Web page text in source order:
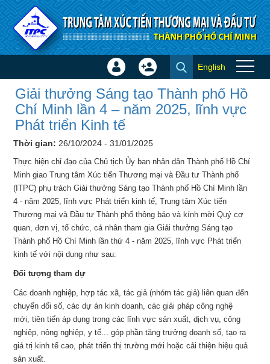
Truy cập nội dung luôn
Giải thưởng Sáng tạo Thành
phố Hồ Chí Minh lần 4 – năm
2025, lĩnh vực Phát triển Kinh
tế - Hội chợ - Triển lãm
Đăng
Tạo
khoản
English
×
Giải thưởng Sáng tạo Thành phố Hồ
Chí Minh lần 4 – năm 2025, lĩnh vực
Phát triển Kinh tế
Thời gian: 26/10/2024 - 31/01/2025
Thực hiện chỉ đạo của Chủ tịch Ủy ban nhân dân Thành phố Hồ Chí
Minh giao Trung tâm Xúc tiến Thương mại và Đầu tư Thành phố
(ITPC) phụ trách Giải thưởng Sáng tạo Thành phố Hồ Chí Minh lần
4 - năm 2025, lĩnh vực Phát triển kinh tế, Trung tâm Xúc tiến
Thương mại và Đầu tư Thành phố thông báo và kính mời Quý cơ
quan, đơn vị, tổ chức, cá nhân tham gia Giải thưởng Sáng tạo
Thành phố Hồ Chí Minh lần thứ 4 - năm 2025, lĩnh vực Phát triển
kinh tế với nội dung như sau:
Đối tượng tham dự
Các doanh nghiệp, hợp tác xã, tác giả (nhóm tác giả) liên quan đến
chuyển đổi số, các dự án kinh doanh, các giải pháp công nghệ
mới, tiên tiến áp dụng trong các lĩnh vực sản xuất, dịch vụ, công
nghiệp, nông nghiệp, y tế... góp phần tăng trưởng doanh số, tạo ra
giá trị kinh tế cao, phát triển thị trường mới hoặc cải thiện hiệu quả
sản xuất.